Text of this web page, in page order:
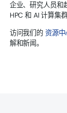
企业、研究人员和
HPC 和 AI 计算集群
访问我们的 资源中
解和新闻。